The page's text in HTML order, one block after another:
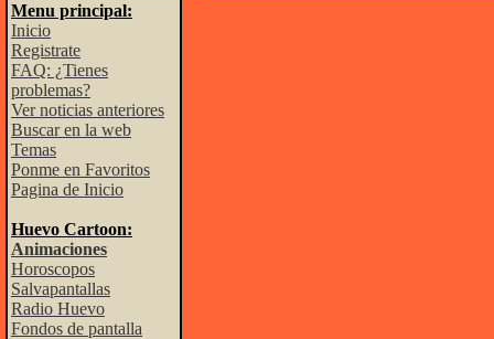
Menu principal:
Inicio
Registrate
FAQ: ¿Tienes
problemas?
Ver noticias anteriores
Buscar en la web
Temas
Ponme en Favoritos
Pagina de Inicio
Huevo Cartoon:
Animaciones
Horoscopos
Salvapantallas
Radio Huevo
Fondos de pantalla